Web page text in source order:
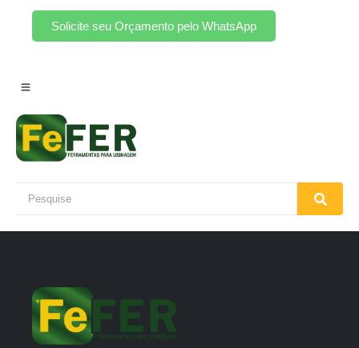
Solicite seu Orçamento pelo WhatsApp